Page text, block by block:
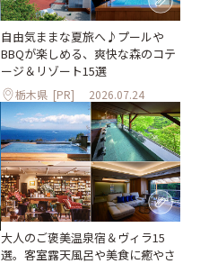
自由気ままな夏旅へ♪プールや
BBQが楽しめる、爽快な森のコテ
ージ＆リゾート15選
栃木県 [PR] 2026.07.24
大人のご褒美温泉宿＆ヴィラ15
選。客室露天風呂や美食に癒やさ